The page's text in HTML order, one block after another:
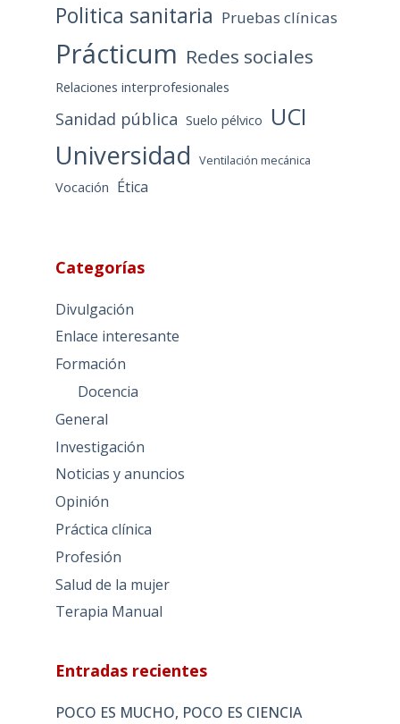
Politica sanitaria Pruebas clínicas
Prácticum Redes sociales
Relaciones interprofesionales
Sanidad pública Suelo pélvico UCI
Universidad Ventilación mecánica
Vocación Ética
Categorías
Divulgación
Enlace interesante
Formación
Docencia
General
Investigación
Noticias y anuncios
Opinión
Práctica clínica
Profesión
Salud de la mujer
Terapia Manual
Entradas recientes
POCO ES MUCHO, POCO ES CIENCIA